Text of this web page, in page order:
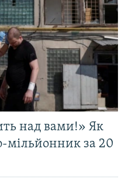
над вами!» Як
мільйонник за 20